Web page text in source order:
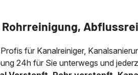
für Kanalreiniger,
24h für Sie unterwegs und